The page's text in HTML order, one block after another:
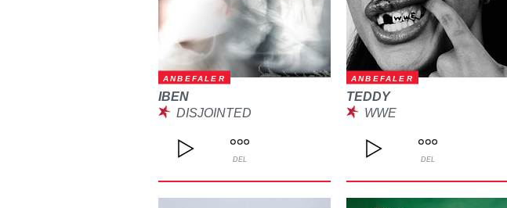
ANBEFALER
IBEN
DISJOINTED
DEL
ANBEFALER
TEDDY
WWE
DEL